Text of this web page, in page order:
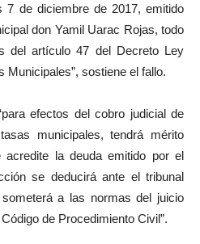
7 de diciembre de 2017, emitido
don Yamil Uarac Rojas, todo
del artículo 47 del Decreto Ley
Municipales”, sostiene el fallo.
efectos del cobro judicial de
municipales, tendrá mérito
acredite la deuda emitido por el
se deducirá ante el tribunal
a las normas del juicio
de Procedimiento Civil”.